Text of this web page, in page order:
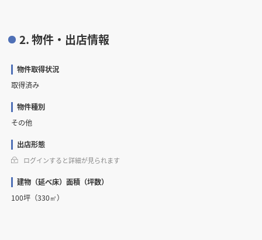
2. 物件・出店情報
物件取得状況
取得済み
物件種別
その他
出店形態
ログインすると詳細が見られます
建物（延べ床）面積（坪数）
100坪（330㎡）